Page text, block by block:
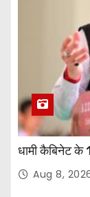
धामी कैबिनेट के
Aug 8,